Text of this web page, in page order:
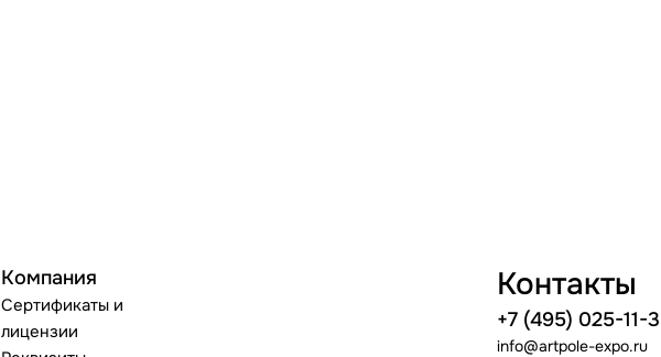
Компания
Сертификаты и
лицензии
Контакты
+7 (495) 025-11-
info@artpole-expo.ru